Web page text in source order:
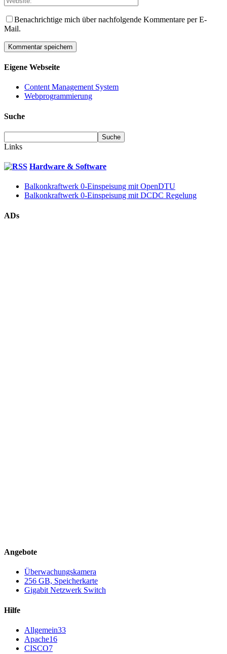
Benachrichtige mich über nachfolgende Kommentare per E-
Mail.
Eigene Webseite
Content Management System
Webprogrammierung
Suche
Links
Hardware & Software
Balkonkraftwerk 0-Einspeisung mit OpenDTU
Balkonkraftwerk 0-Einspeisung mit DCDC Regelung
ADs
Angebote
Überwachungskamera
256 GB, Speicherkarte
Gigabit Netzwerk Switch
Hilfe
Allgemein33
Apache16
CISCO7